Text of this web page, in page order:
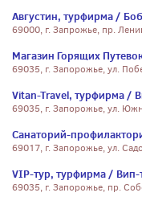
Августин, турфирма /
69000, г. Запрожье, пр.
Магазин Горящих
69035, г. Запорожье, ул.
Vitan-Travel, турфирма /
69035, г. Запорожье, ул.
Санаторий-
69017, г. Запорожье, ул.
VIP-тур, турфирма / Вип-
69035, г. Запорожье, пр.